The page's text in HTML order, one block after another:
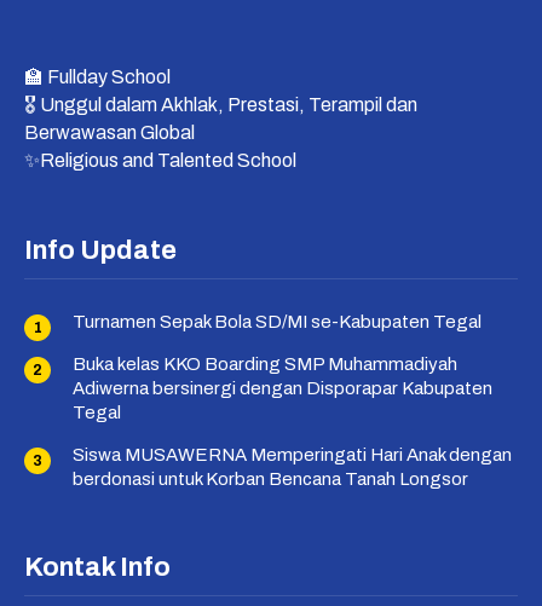
🏫 Fullday School
🎖 Unggul dalam Akhlak, Prestasi, Terampil dan
Berwawasan Global
✨Religious and Talented School
Info Update
Turnamen Sepak Bola SD/MI se-Kabupaten Tegal
Buka kelas KKO Boarding SMP Muhammadiyah
Adiwerna bersinergi dengan Disporapar Kabupaten
Tegal
Siswa MUSAWERNA Memperingati Hari Anak dengan
berdonasi untuk Korban Bencana Tanah Longsor
Kontak Info